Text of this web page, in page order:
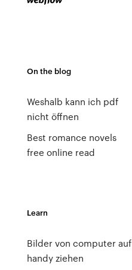
On the blog
Weshalb kann ich pdf
nicht öffnen
Best romance novels
free online read
Learn
Bilder von computer auf
handy ziehen